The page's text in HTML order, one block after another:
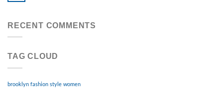
RECENT COMMENTS
TAG CLOUD
brooklyn fashion style women